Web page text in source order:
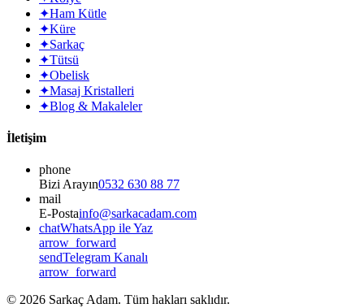
✦Ham Kütle
✦Küre
✦Sarkaç
✦Tütsü
✦Obelisk
✦Masaj Kristalleri
✦Blog & Makaleler
İletişim
phone
Bizi Arayın0532 630 88 77
mail
E-Postainfo@sarkacadam.com
chatWhatsApp ile Yaz
arrow_forward
sendTelegram Kanalı
arrow_forward
© 2026 Sarkaç Adam. Tüm hakları saklıdır.